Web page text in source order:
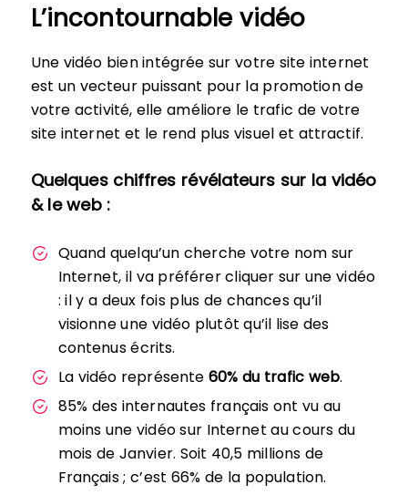
L’incontournable vidéo
Une vidéo bien intégrée sur votre site internet
est un vecteur puissant pour la promotion de
votre activité, elle améliore le trafic de votre
site internet et le rend plus visuel et attractif.
Quelques chiffres révélateurs sur la vidéo
& le web :
Quand quelqu’un cherche votre nom sur
Internet, il va préférer cliquer sur une vidéo
: il y a deux fois plus de chances qu’il
visionne une vidéo plutôt qu’il lise des
contenus écrits.
La vidéo représente60% du trafic web.
85% des internautes français ont vu au
moins une vidéo sur Internet au cours du
mois de Janvier. Soit 40,5 millions de
Français ; c’est 66% de la population.